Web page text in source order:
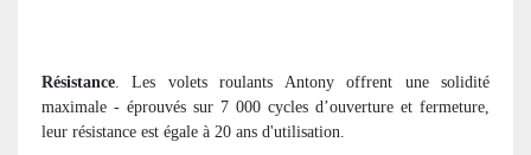
Résistance . Les volets roulants Antony offrent une solidité
maximale - éprouvés sur 7 000 cycles d’ouverture et fermeture,
leur résistance est égale à 20 ans d'utilisation.